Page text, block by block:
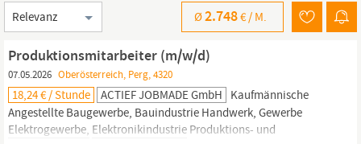
Sortierung
Ø2.748€ / M.
Produktionsmitarbeiter (m/w/d)
07.05.2026 Oberösterreich, Perg, 4320
18,24 € / Stunde ACTIEF JOBMADE GmbH Kaufmännische
Angestellte Baugewerbe, Bauindustrie Handwerk, Gewerbe
Elektrogewerbe, Elektronikindustrie Produktions- und